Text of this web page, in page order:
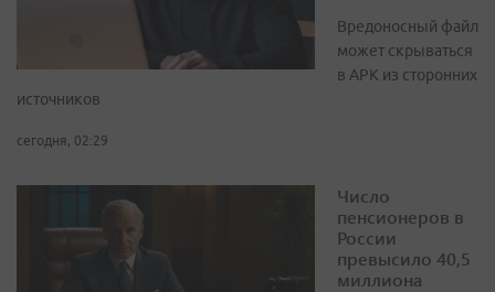
Вредоносный файл
может скрываться
в APK из сторонних
источников
сегодня, 02:29
Число
пенсионеров в
России
превысило 40,5
миллиона